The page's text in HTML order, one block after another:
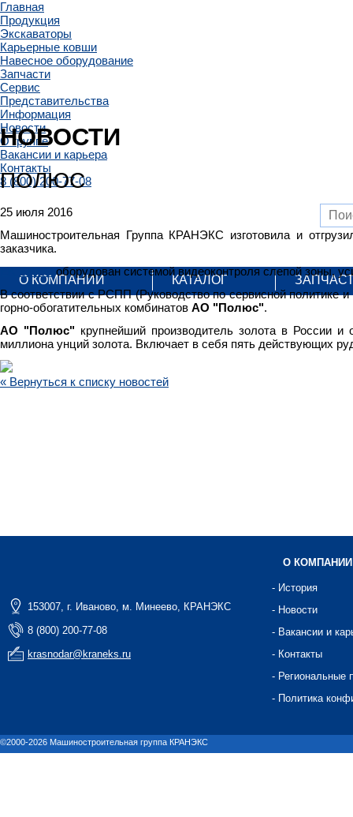
Главная
Продукция
Экскаваторы
Карьерные ковши
Навесное оборудование
Запчасти
Сервис
Представительства
Информация
Новости
О группе
Вакансии и карьера
Контакты
8 (800) 200-77-08
О КОМПАНИИ КАТАЛОГ
НОВОСТИ
ПОЛЮС
25 июля 2016
Машиностроительная Группа КРАНЭКС изготовила и
заказчика.
EK 270LCоборудован системой видеоконтроля слепой зоны,
В соответствии с РСПП (Руководство по сервисной
горно-обогатительных комбинатов АО "Полюс".
АО "Полюс"крупнейший производитель золота в России
миллиона унций золота. Включает в себя пять действующих
« Вернуться к списку новостей
153007, г. Иваново, м. Минеево, КРАНЭКС
8 (800) 200-77-08
krasnodar@kraneks.ru
О КОМПАНИИ
- История
- Новости
- Вакансии и
- Контакты
- Региональные
- Политика
©2000-2026 Машиностроительная группа КРАНЭКС